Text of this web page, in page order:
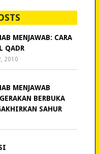
MENJAWAB: CARA
QADR
2010
MENJAWAB
BERBUKA
SAHUR